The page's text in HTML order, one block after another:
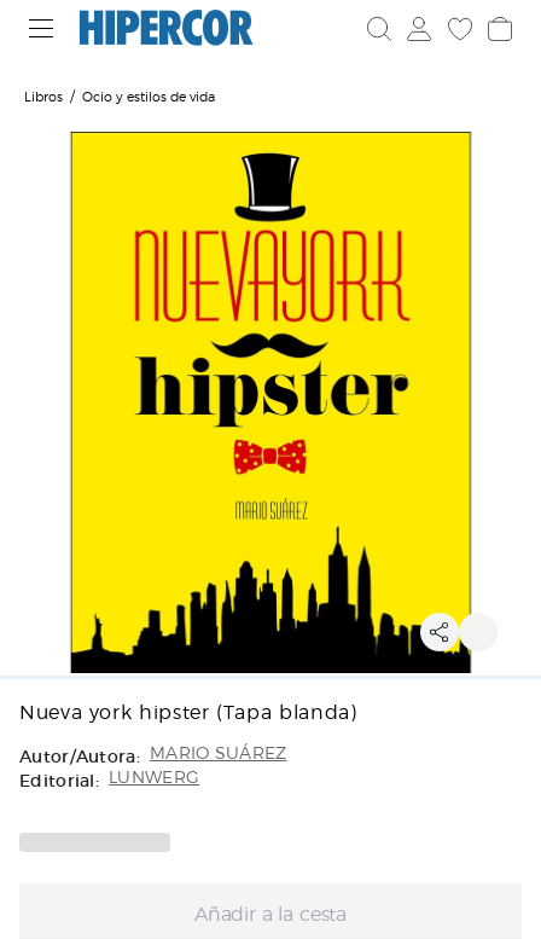
Libros Ocio y estilos de vida
Nueva york hipster (Tapa blanda)
Autor/Autora: MARIO SUÁREZ
Editorial: LUNWERG
Añadir a la cesta